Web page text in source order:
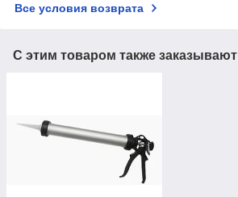
Все условия возврата
С этим товаром также заказывают